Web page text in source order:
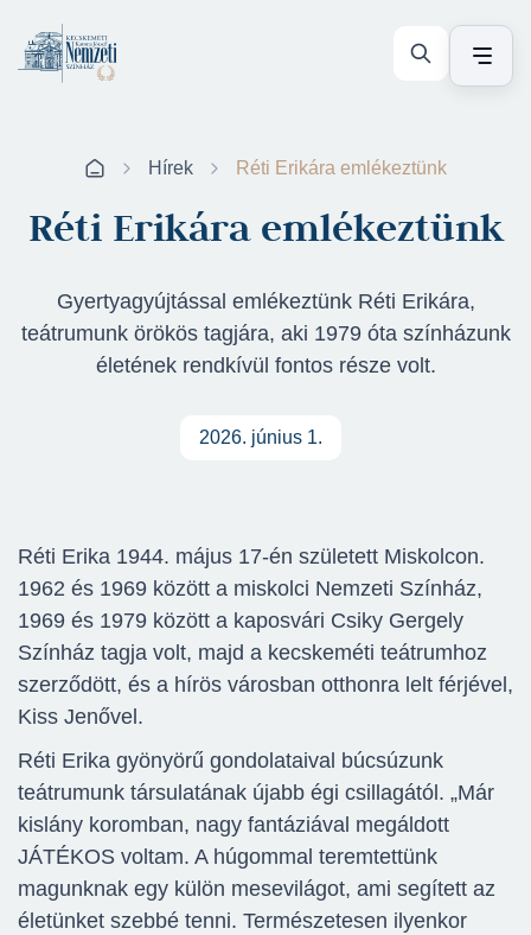
Hírek Réti Erikára emlékeztünk
Réti Erikára emlékeztünk
Gyertyagyújtással emlékeztünk Réti Erikára,
teátrumunk örökös tagjára, aki 1979 óta színházunk
életének rendkívül fontos része volt.
2026. június 1.
Réti Erika 1944. május 17-én született Miskolcon.
1962 és 1969 között a miskolci Nemzeti Színház,
1969 és 1979 között a kaposvári Csiky Gergely
Színház tagja volt, majd a kecskeméti teátrumhoz
szerződött, és a hírös városban otthonra lelt férjével,
Kiss Jenővel.
Réti Erika gyönyörű gondolataival búcsúzunk
teátrumunk társulatának újabb égi csillagától. „Már
kislány koromban, nagy fantáziával megáldott
JÁTÉKOS voltam. A húgommal teremtettünk
magunknak egy külön mesevilágot, ami segített az
életünket szebbé tenni. Természetesen ilyenkor